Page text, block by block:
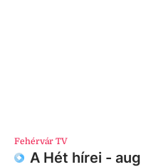
Fehérvár TV
A Hét hírei -